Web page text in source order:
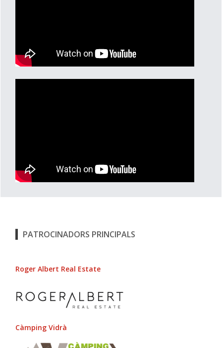
PATROCINADORS PRINCIPALS
Roger Albert Real Estate
Càmping Vidrà